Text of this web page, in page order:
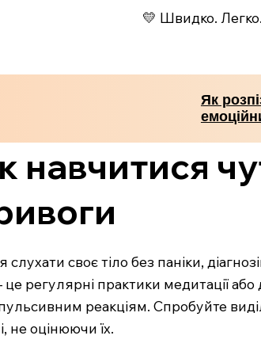
💛 Швидко.
Як
навчитися
своє тіло без паніки,
регулярні практики медитації
реакціям. Спробуйте
не оцінюючи їх.